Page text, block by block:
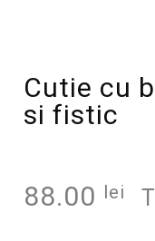
Cutie cu
si fistic
88.00 lei